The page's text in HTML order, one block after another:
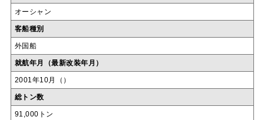
オーシャン
客船種別
外国船
就航年月（最新改装年月）
2001年10月（）
総トン数
91,000トン